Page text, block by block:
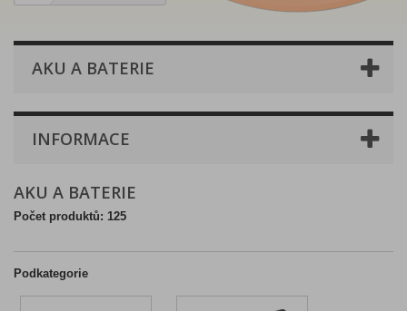
AKU A BATERIE
INFORMACE
AKU A BATERIE
Počet produktů: 125
Podkategorie